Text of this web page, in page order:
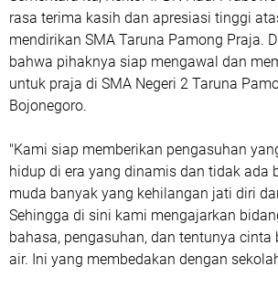
rasa terima kasih dan apresiasi tinggi
mendirikan SMA Taruna Pamong Praja.
bahwa pihaknya siap mengawal dan
untuk praja di SMA Negeri 2 Taruna
Bojonegoro.
"Kami siap memberikan pengasuhan
hidup di era yang dinamis dan tidak ada
muda banyak yang kehilangan jati diri
Sehingga di sini kami mengajarkan
bahasa, pengasuhan, dan tentunya cinta
air. Ini yang membedakan dengan